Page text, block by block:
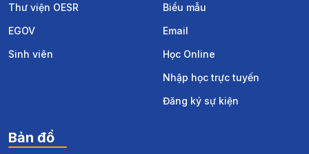
Thư viện OESR
EGOV
Sinh viên
Biểu mẫu
Email
Học Online
Nhập học trực tuyến
Đăng ký sự kiện
Bản đồ